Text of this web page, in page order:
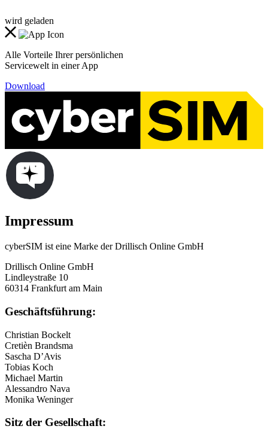
wird geladen
Alle Vorteile Ihrer persönlichen
Servicewelt in einer App
Download
Impressum
cyberSIM ist eine Marke der Drillisch Online GmbH
Drillisch Online GmbH
Lindleystraße 10
60314 Frankfurt am Main
Geschäftsführung:
Christian Bockelt
Cretièn Brandsma
Sascha D’Avis
Tobias Koch
Michael Martin
Alessandro Nava
Monika Weninger
Sitz der Gesellschaft: